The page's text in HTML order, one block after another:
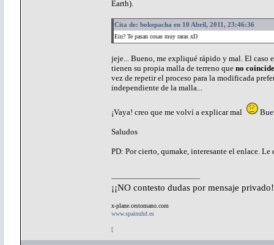
Earth).
Cita de: bokepacha en 10 Abril, 2011, 23:46:36
Ein? Te pasan cosas muy raras xD
jeje... Bueno, me expliqué rápido y mal. El caso
tienen su propia malla de terreno que no coincide
vez de repetir el proceso para la modificada
independiente de la malla...
¡Vaya! creo que me volví a explicar mal
Saludos
PD: Por cierto, qumake, interesante el enlace. Le
¡¡NO contesto dudas por mensaje
x-plane.cestomano.com
www.spainuhd.es
[